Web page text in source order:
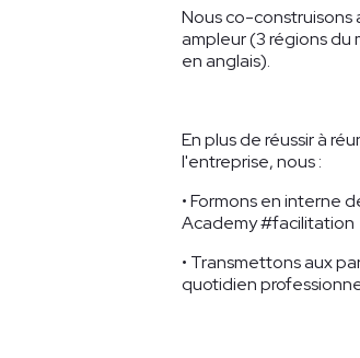
Nous co-construisons
ampleur (3 régions du
en anglais).
En plus de réussir à
l'entreprise, nous :
• Formons en interne
Academy #facilitation
• Transmettons aux
quotidien